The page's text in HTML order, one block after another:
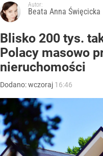
Autor:
Beata Anna Święcicka
Blisko 200 tys.
Polacy masowo
nieruchomości
Dodano:wczoraj 16:46